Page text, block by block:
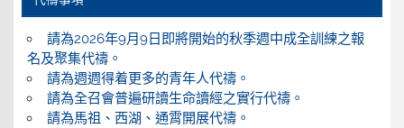
請為2026年9月9日即將開始的秋季週中成全訓練之報
名及聚集代禱。
請為週週得着更多的青年人代禱。
請為全召會普遍研讀生命讀經之實行代禱。
請為馬祖、西湖、通霄開展代禱。